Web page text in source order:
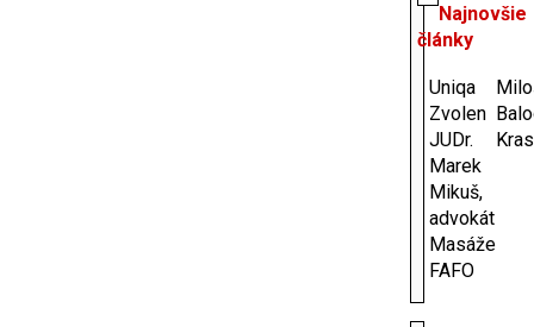
Najnovšie
články
Uniqa
Zvolen
JUDr.
Marek
Mikuš,
advokát
Masáže
FAFO